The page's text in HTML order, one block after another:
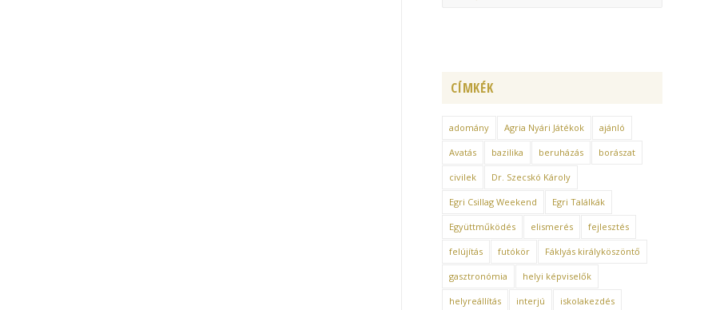
CÍMKÉK
adomány Agria Nyári Játékok ajánló
Avatás bazilika beruházás borászat
civilek Dr. Szecskó Károly
Egri Csillag Weekend Egri Találkák
Együttműködés elismerés fejlesztés
felújítás futókör Fáklyás királyköszöntő
gasztronómia helyi képviselők
helyreállítás interjú iskolakezdés